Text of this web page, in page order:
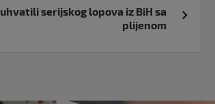
serijskog lopova iz BiH sa
plijenom